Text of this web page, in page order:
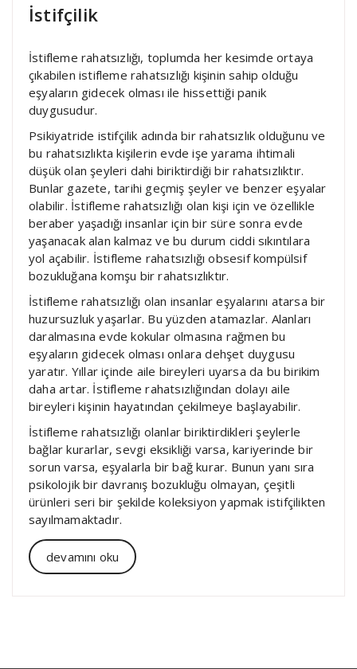
İstifçilik
İstifleme rahatsızlığı, toplumda her kesimde ortaya
çıkabilen istifleme rahatsızlığı kişinin sahip olduğu
eşyaların gidecek olması ile hissettiği panik
duygusudur.
Psikiyatride istifçilik adında bir rahatsızlık olduğunu ve
bu rahatsızlıkta kişilerin evde işe yarama ihtimali
düşük olan şeyleri dahi biriktirdiği bir rahatsızlıktır.
Bunlar gazete, tarihi geçmiş şeyler ve benzer eşyalar
olabilir. İstifleme rahatsızlığı olan kişi için ve özellikle
beraber yaşadığı insanlar için bir süre sonra evde
yaşanacak alan kalmaz ve bu durum ciddi sıkıntılara
yol açabilir. İstifleme rahatsızlığı obsesif kompülsif
bozukluğana komşu bir rahatsızlıktır.
İstifleme rahatsızlığı olan insanlar eşyalarını atarsa bir
huzursuzluk yaşarlar. Bu yüzden atamazlar. Alanları
daralmasına evde kokular olmasına rağmen bu
eşyaların gidecek olması onlara dehşet duygusu
yaratır. Yıllar içinde aile bireyleri uyarsa da bu birikim
daha artar. İstifleme rahatsızlığından dolayı aile
bireyleri kişinin hayatından çekilmeye başlayabilir.
İstifleme rahatsızlığı olanlar biriktirdikleri şeylerle
bağlar kurarlar, sevgi eksikliği varsa, kariyerinde bir
sorun varsa, eşyalarla bir bağ kurar. Bunun yanı sıra
psikolojik bir davranış bozukluğu olmayan, çeşitli
ürünleri seri bir şekilde koleksiyon yapmak istifçilikten
sayılmamaktadır.
devamını oku